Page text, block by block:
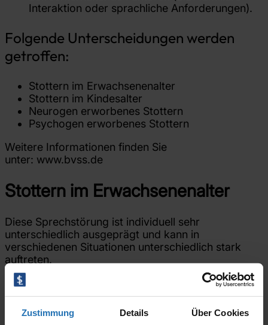
Zustimmung Details Über Cookies
Interaktion oder sprachliche Anforderungen).
Folgende Unterscheidungen werden
getroffen:
Stottern im Erwachsenenalter
Stottern im Kindesalter
Neurogen erworbenes Stottern
Psychogen erworbenes Stottern
Weitere Informationen finden Sie
unter: www.bvss.de
Stottern im Erwachsenenalter
Diese Sprechstörung ist individuell sehr
unterschiedlich ausgeprägt und kann in
verschiedenen Situationen unterschiedlich stark
auftreten.
Ein Prozent der gesamten Weltbevölkerung stottert.
Dabei überwiegt der Anteil der Männer deutlich.
Stottern ist deutlich von funktionellen